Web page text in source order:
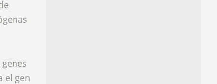
el gen